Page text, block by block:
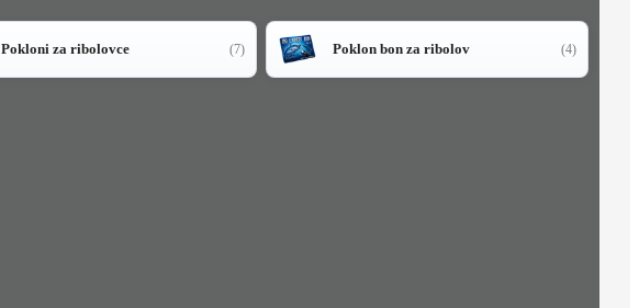
Pokloni za ribolovce (7) Poklon bon za ribolov (4)